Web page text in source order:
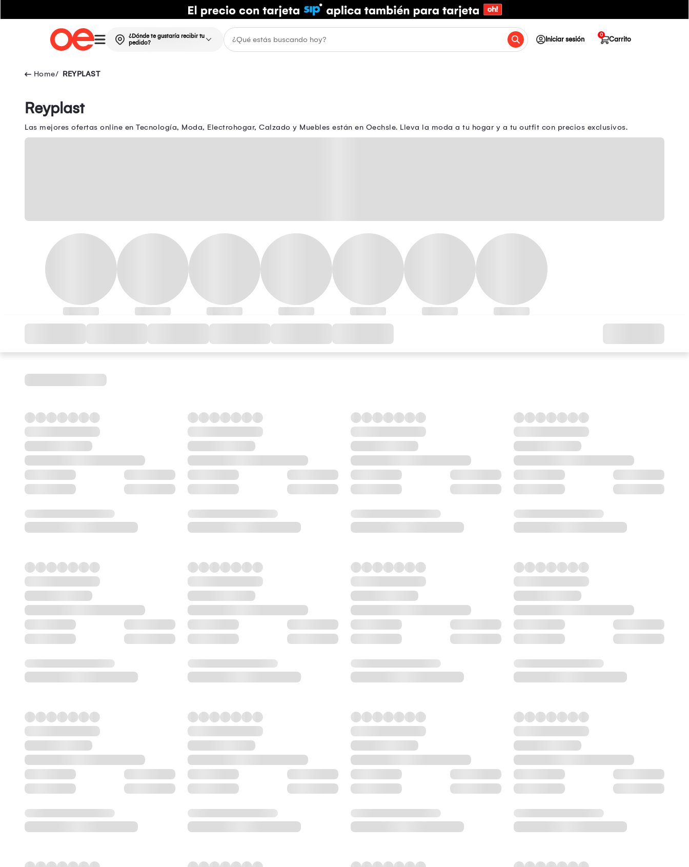
¿Dónde te gustaría recibir tu
pedido?
Iniciar sesión Carrito
0
REYPLAST
Reyplast
Las mejores ofertas online en Tecnología, Moda, Electrohogar, Calzado y Muebles están en Oechsle. Lleva la moda a tu hogar y a tu outfit con precios exclusivos.